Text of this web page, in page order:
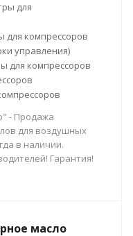
для
для компрессоров
управления)
для компрессоров
- Продажа
для воздушных
в наличии.
Гарантия!
масло